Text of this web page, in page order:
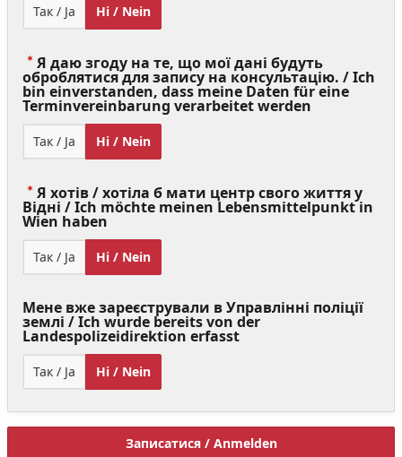
Так / Ja Ні / Nein
Я даю згоду на те, що мої дані будуть
оброблятися для запису на консультацію. / Ich
bin einverstanden, dass meine Daten für eine
Terminvereinbarung verarbeitet werden
Так / Ja Ні / Nein
Я хотів / хотіла б мати центр свого життя у
Відні / Ich möchte meinen Lebensmittelpunkt in
Wien haben
Required)
Так / Ja Ні / Nein
Мене вже зареєстрували в Управлінні поліції
землі / Ich wurde bereits von der
Landespolizeidirektion erfasst
Так / Ja Ні / Nein
Записатися / Anmelden